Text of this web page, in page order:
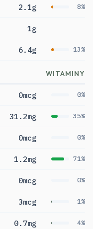
2.1g 8%
1g
6.4g 13%
WITAMINY
0mcg 0%
31.2mg 35%
0mcg 0%
1.2mg 71%
0mcg 0%
3mcg 1%
0.7mg 4%